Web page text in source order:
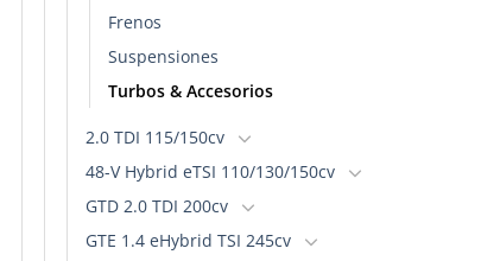
Frenos
Suspensiones
Turbos & Accesorios
2.0 TDI 115/150cv
48-V Hybrid eTSI 110/130/150cv
GTD 2.0 TDI 200cv
GTE 1.4 eHybrid TSI 245cv